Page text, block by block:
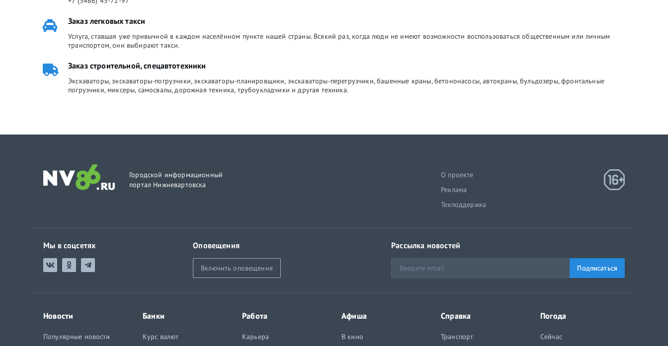
Заказ легковых такси
Услуга, ставшая уже привычной в каждом населённом пункте нашей страны. Всякий раз, когда люди не имеют возможности воспользоваться общественным или личным
транспортом, они выбирают такси.
Заказ строительной, спецавтотехники
Экскаваторы, экскаваторы-погрузчики, экскаваторы-планировщики, экскаваторы-перегрузчики, башенные краны, бетононасосы, автокраны, бульдозеры, фронтальные
погрузчики, миксеры, самосвалы, дорожная техника, трубоукладчики и другая техника.
Городской информационный
портал Нижневартовска
О проекте
Реклама
Техподдержка
Мы в соцсетях Оповещения
Включить оповещения
Рассылка новостей
Подписаться
Новости
Популярные новости
Банки
Курс валют
Работа
Карьера
Афиша
В кино
Справка
Транспорт
Погода
Сейчас